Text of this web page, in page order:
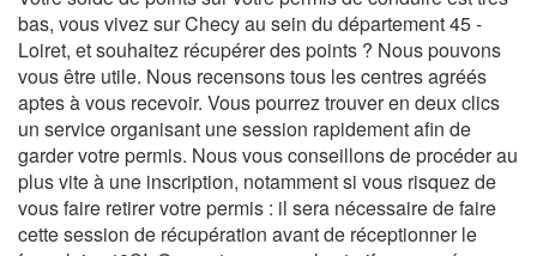
bas, vous vivez sur Checy au sein du département 45 -
Loiret, et souhaitez récupérer des points ? Nous pouvons
vous être utile. Nous recensons tous les centres agréés
aptes à vous recevoir. Vous pourrez trouver en deux clics
un service organisant une session rapidement afin de
garder votre permis. Nous vous conseillons de procéder au
plus vite à une inscription, notamment si vous risquez de
vous faire retirer votre permis : il sera nécessaire de faire
cette session de récupération avant de réceptionner le